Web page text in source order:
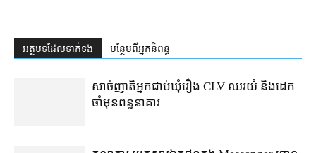
អត្ថបទ​ដែល​ទាក់ទង បន្ថែម​ពី​អ្នកនិពន្ធ
សាច់ញាតិអ្នកជាប់ឃុំរឿង CLV ឈរយំ និងដេក
ចាំមុនពន្ធនាគារ